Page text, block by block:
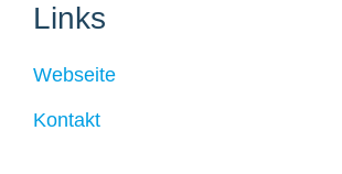
Links
Webseite
Kontakt